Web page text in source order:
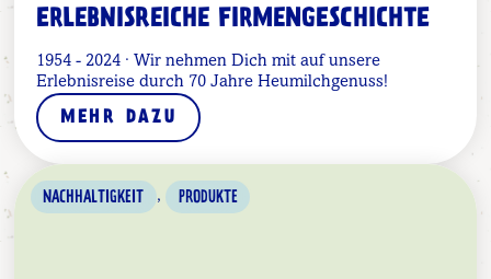
ERLEBNISREICHE FIRMENGESCHICHTE
1954 - 2024 · Wir nehmen Dich mit auf unsere
Erlebnisreise durch 70 Jahre Heumilchgenuss!
MEHR DAZU
NACHHALTIGKEIT , PRODUKTE